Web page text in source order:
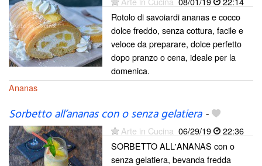
Rotolo di savoiardi ananas e cocco
dolce freddo, senza cottura, facile e
veloce da preparare, dolce perfetto
dopo pranzo o cena, ideale per la
domenica.
Ananas
Sorbetto all’ananas con o senza gelatiera-
Arte in Cucina 06/29/19
22:36
SORBETTO ALL'ANANAS con o
senza gelatiera, bevanda fredda